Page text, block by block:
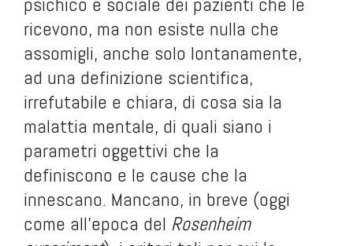
ricevono, ma non esiste nulla che
assomigli, anche solo lontanamente,
ad una definizione scientifica,
irrefutabile e chiara, di cosa sia la
malattia mentale, di quali siano i
parametri oggettivi che la
definiscono e le cause che la
innescano. Mancano, in breve (oggi
come all’epoca del Rosenheim